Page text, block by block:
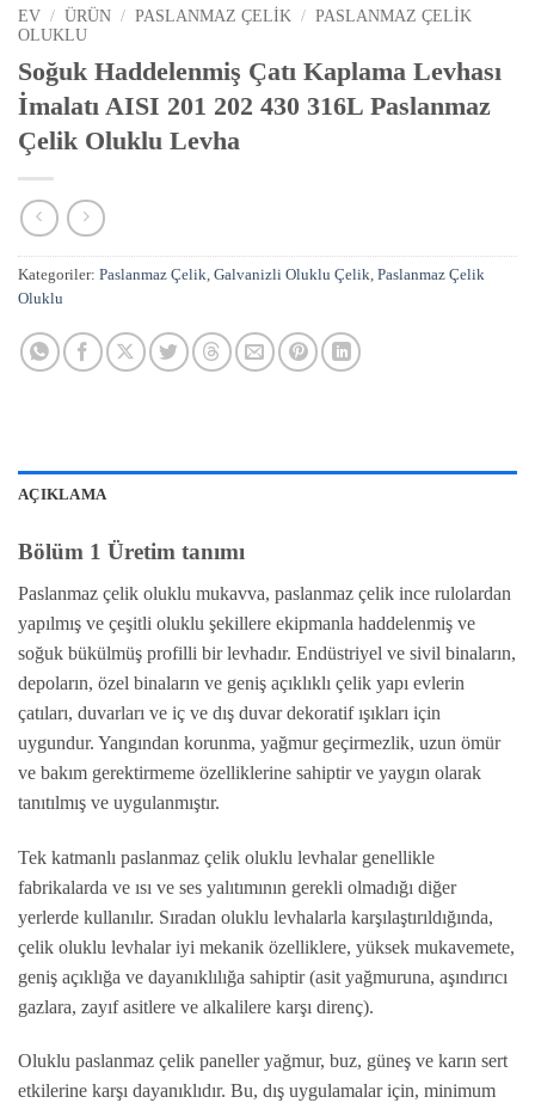
EV / ÜRÜN / PASLANMAZ ÇELIK / PASLANMAZ ÇELIK
OLUKLU
Soğuk Haddelenmiş Çatı Kaplama Levhası
İmalatı AISI 201 202 430 316L Paslanmaz
Çelik Oluklu Levha
Kategoriler: Paslanmaz Çelik, Galvanizli Oluklu Çelik, Paslanmaz Çelik
Oluklu
AÇIKLAMA
Bölüm 1 Üretim tanımı
Paslanmaz çelik oluklu mukavva, paslanmaz çelik ince rulolardan
yapılmış ve çeşitli oluklu şekillere ekipmanla haddelenmiş ve
soğuk bükülmüş profilli bir levhadır. Endüstriyel ve sivil binaların,
depoların, özel binaların ve geniş açıklıklı çelik yapı evlerin
çatıları, duvarları ve iç ve dış duvar dekoratif ışıkları için
uygundur. Yangından korunma, yağmur geçirmezlik, uzun ömür
ve bakım gerektirmeme özelliklerine sahiptir ve yaygın olarak
tanıtılmış ve uygulanmıştır.
Tek katmanlı paslanmaz çelik oluklu levhalar genellikle
fabrikalarda ve ısı ve ses yalıtımının gerekli olmadığı diğer
yerlerde kullanılır. Sıradan oluklu levhalarla karşılaştırıldığında,
çelik oluklu levhalar iyi mekanik özelliklere, yüksek mukavemete,
geniş açıklığa ve dayanıklılığa sahiptir (asit yağmuruna, aşındırıcı
gazlara, zayıf asitlere ve alkalilere karşı direnç).
Oluklu paslanmaz çelik paneller yağmur, buz, güneş ve karın sert
etkilerine karşı dayanıklıdır. Bu, dış uygulamalar için, minimum